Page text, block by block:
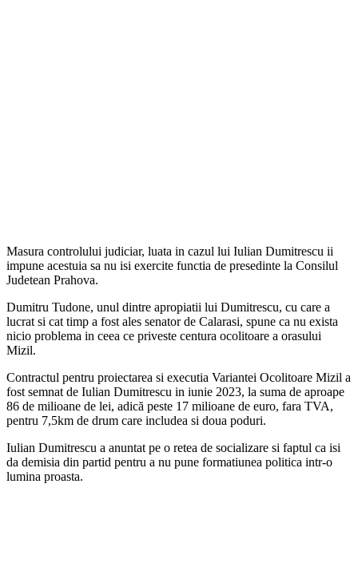
Masura controlului judiciar, luata in cazul lui Iulian Dumitrescu ii
impune acestuia sa nu isi exercite functia de presedinte la Consilul
Judetean Prahova.
Dumitru Tudone, unul dintre apropiatii lui Dumitrescu, cu care a
lucrat si cat timp a fost ales senator de Calarasi, spune ca nu exista
nicio problema in ceea ce priveste centura ocolitoare a orasului
Mizil.
Contractul pentru proiectarea si executia Variantei Ocolitoare Mizil a
fost semnat de Iulian Dumitrescu in iunie 2023, la suma de aproape
86 de milioane de lei, adică peste 17 milioane de euro, fara TVA,
pentru 7,5km de drum care includea si doua poduri.
Iulian Dumitrescu a anuntat pe o retea de socializare si faptul ca isi
da demisia din partid pentru a nu pune formatiunea politica intr-o
lumina proasta.